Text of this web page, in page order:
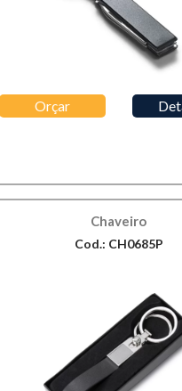
Orçar
Chaveiro
Cod.: CH0685P